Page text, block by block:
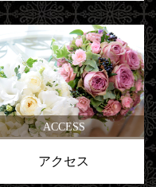
ACCESS
アクセス